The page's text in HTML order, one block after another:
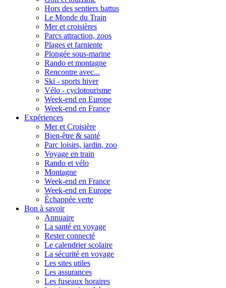
Hors des sentiers battus
Le Monde du Train
Mer et croisières
Parcs attraction, zoos
Plages et farniente
Plongée sous-marine
Rando et montagne
Rencontre avec...
Ski - sports hiver
Vélo - cyclotourisme
Week-end en Europe
Week-end en France
Expériences
Mer et Croisière
Bien-être & santé
Parc loisirs, jardin, zoo
Voyage en train
Rando et vélo
Montagne
Week-end en France
Week-end en Europe
Échappée verte
Bon à savoir
Annuaire
La santé en voyage
Rester connecté
Le calendrier scolaire
La sécurité en voyage
Les sites utiles
Les assurances
Les fuseaux horaires